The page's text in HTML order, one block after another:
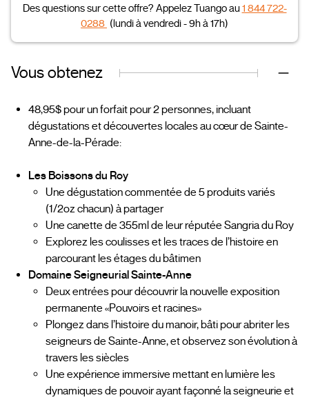
Des questions sur cette offre? Appelez Tuango au1 844 722-
0288 (lundi à vendredi - 9h à 17h)
Vous obtenez
48,95$ pour un forfait pour 2 personnes, incluant
dégustations et découvertes locales au cœur de Sainte-
Anne-de-la-Pérade:
Les Boissons du Roy
Une dégustation commentée de 5 produits variés
(1/2oz chacun) à partager
Une canette de 355ml de leur réputée Sangria du Roy
Explorez les coulisses et les traces de l’histoire en
parcourant les étages du bâtimen
Domaine Seigneurial Sainte-Anne
Deux entrées pour découvrir la nouvelle exposition
permanente «Pouvoirs et racines»
Plongez dans l’histoire du manoir, bâti pour abriter les
seigneurs de Sainte-Anne, et observez son évolution à
travers les siècles
Une expérience immersive mettant en lumière les
dynamiques de pouvoir ayant façonné la seigneurie et